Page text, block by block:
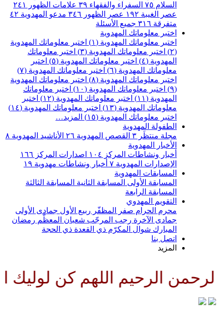
السلام ٧٥ السفراء والفقهاء ٣٩ علامات الظهور
٢٤١
عصر الغيبة ١٩٢ عصر الظهور ٣٤٦ مدعو المهدوية ٤٢
متفرقة ٣١٦ جميع الأسئلة
اختبر معلوماتك المهدوية
اختبر معلوماتك المهدوية (١)
اختبر معلوماتك المهدوية
(٢)
اختبر معلوماتك المهدوية (٣)
اختبر معلوماتك
المهدوية (٤)
اختبر معلوماتك المهدوية (٥)
اختبر
معلوماتك المهدوية (٦)
اختبر معلوماتك المهدوية (٧)
اختبر معلوماتك المهدوية (٨)
اختبر معلوماتك المهدوية
(٩)
اختبر معلوماتك المهدوية (١٠)
اختبر معلوماتك
المهدوية (١١)
اختبر معلوماتك المهدوية (١٢)
اختبر
معلوماتك المهدوية (١٣)
اختبر معلوماتك المهدوية (١٤)
اختبر معلوماتك المهدوية (١٥)
المزيد…
الطفولة المهدوية
مجلة منتظَر ٣ القصص المهدوية ٢٦ الأناشيد المهدوية ٨
الأخبار المهدوية
أخبار ونشاطات المركز ١٠٤ اصدارات المركز ١٦٦
الإصدارات المهدوية ٧ أخبار ونشاطات مهدوية ١٩
المسابقات المهدوية
المسابقة الأولى المسابقة الثانية المسابقة الثالثة
المسابقة الرابعة
التقويم المهدوي
محرم الحرام صفر المظفّر ربيع الأول جمادى الأولى
جمادى الآخرة رجب المرجّب شعبان المعظّم رمضان
المبارك شوال المكرّم ذي القعدة ذي الحجة
اتصل بنا
المزيد
الرحيم اللهم كن لوليك